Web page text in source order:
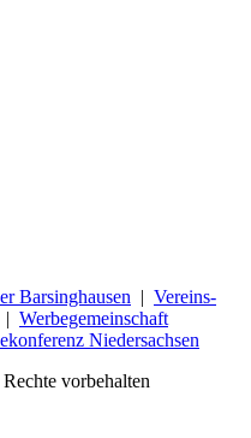
Barsinghausen | Vereins-
| Werbegemeinschaft
Niedersachsen
vorbehalten